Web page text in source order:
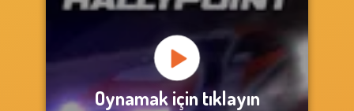
Oynamak için tıklayın